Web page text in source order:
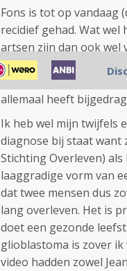
Fons is tot op vandaag
recidief gehad. Wat
artsen zijn dan ook wel
gedaan, bezocht een
gezond leven met veel
allemaal heeft
Ik heb wel mijn twijfels
diagnose bij staat want
Stichting Overleven)
laaggradige vorm van
dat twee mensen dus
lang overleven. Het is
doet een gezonde
glioblastoma is zover
video hadden zowel